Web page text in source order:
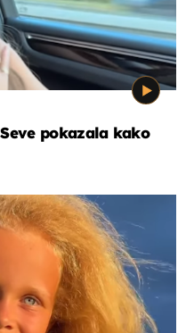
pokazala kako